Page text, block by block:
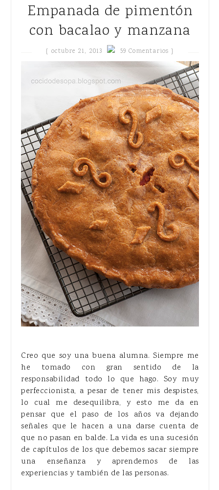
Empanada de pimentón
con bacalao y manzana
{ octubre 21, 2013 59 Comentarios }
Creo que soy una buena alumna. Siempre me
he tomado con gran sentido de la
responsabilidad todo lo que hago. Soy muy
perfeccionista, a pesar de tener mis despistes,
lo cual me desequilibra, y esto me da en
pensar que el paso de los años va dejando
señales que le hacen a una darse cuenta de
que no pasan en balde. La vida es una sucesión
de capítulos de los que debemos sacar siempre
una enseñanza y aprendemos de las
experiencias y también de las personas.